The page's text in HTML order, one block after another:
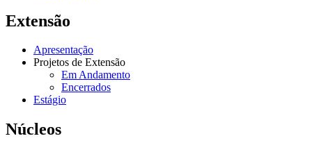
Extensão
Apresentação
Projetos de Extensão
Em Andamento
Encerrados
Estágio
Núcleos